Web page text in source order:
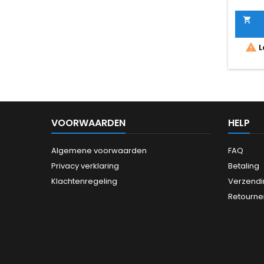
USB


VOORWAARDEN
Algemene voorwaarden
Privacy verklaring
Klachtenregeling
HELP
FAQ
Betaling